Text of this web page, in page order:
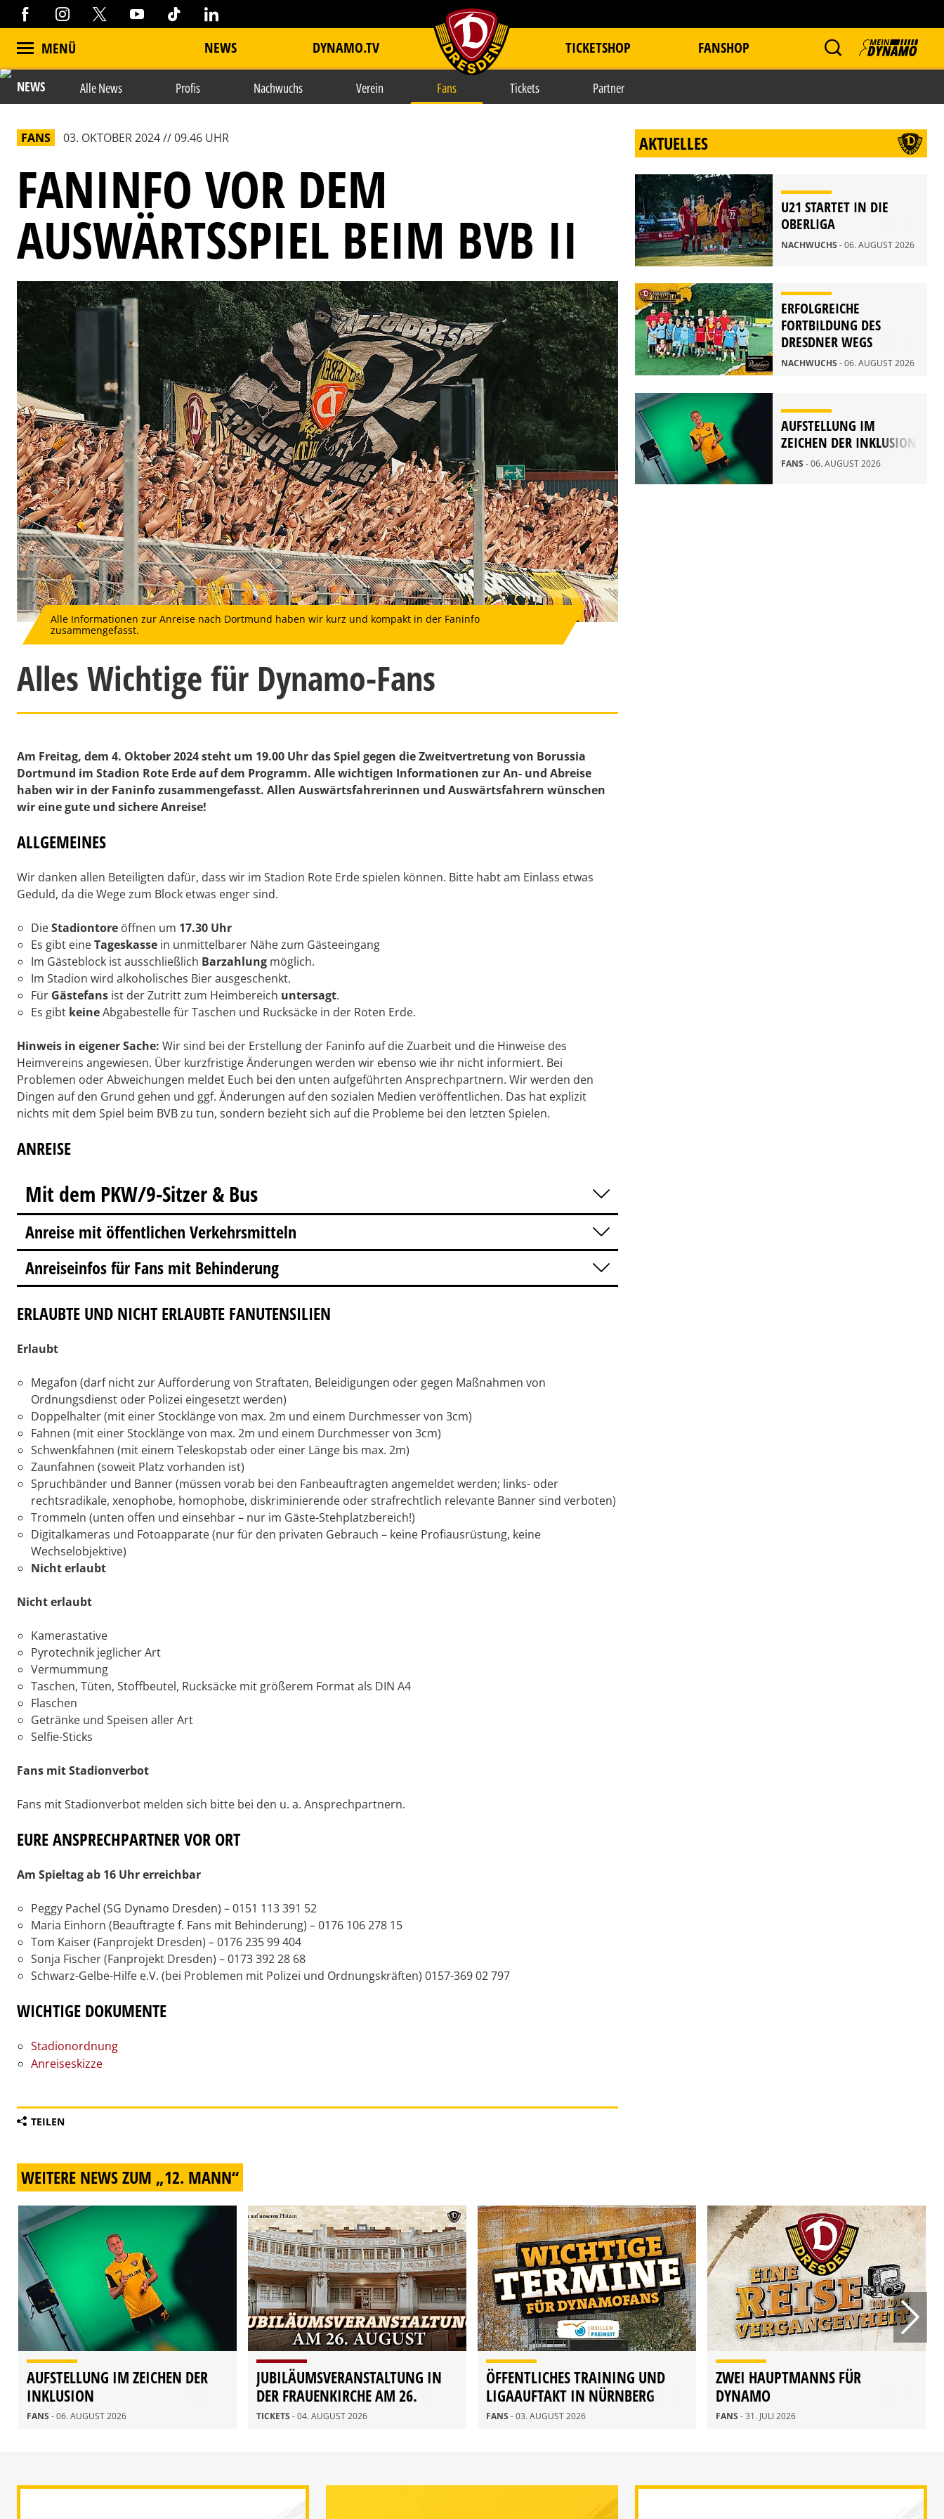
MENÜ NEWS DYNAMO.TV item.title TICKETSHOP FANSHOP
NEWS Alle News Profis Nachwuchs Verein Fans Tickets Partner
FANS 03. OKTOBER 2024 // 09.46 UHR
FANINFO VOR DEM
AUSWÄRTSSPIEL BEIM BVB II
Alle Informationen zur Anreise nach Dortmund haben wir kurz und kompakt in der Faninfo
zusammengefasst.
Alles Wichtige für Dynamo-Fans
Am Freitag, dem 4. Oktober 2024 steht um 19.00 Uhr das Spiel gegen die Zweitvertretung von Borussia
Dortmund im Stadion Rote Erde auf dem Programm. Alle wichtigen Informationen zur An- und Abreise
haben wir in der Faninfo zusammengefasst. Allen Auswärtsfahrerinnen und Auswärtsfahrern wünschen
wir eine gute und sichere Anreise!
ALLGEMEINES
Wir danken allen Beteiligten dafür, dass wir im Stadion Rote Erde spielen können. Bitte habt am Einlass etwas
Geduld, da die Wege zum Block etwas enger sind.
DieStadiontore öffnen um 17.30 Uhr
Es gibt eineTageskasse in unmittelbarer Nähe zum Gästeeingang
Im Gästeblock ist ausschließlich Barzahlung möglich.
Im Stadion wird alkoholisches Bier ausgeschenkt.
Für Gästefans ist der Zutritt zum Heimbereich untersagt.
Es gibt keineAbgabestelle für Taschen und Rucksäcke in der Roten Erde.
Hinweis in eigener Sache: Wir sind bei der Erstellung der Faninfo auf die Zuarbeit und die Hinweise des
Heimvereins angewiesen. Über kurzfristige Änderungen werden wir ebenso wie ihr nicht informiert. Bei
Problemen oder Abweichungen meldet Euch bei den unten aufgeführten Ansprechpartnern. Wir werden den
Dingen auf den Grund gehen und ggf. Änderungen auf den sozialen Medien veröffentlichen. Das hat explizit
nichts mit dem Spiel beim BVB zu tun, sondern bezieht sich auf die Probleme bei den letzten Spielen.
ANREISE
Mit dem PKW/9-Sitzer & Bus
Anreise mit öffentlichen Verkehrsmitteln
Anreiseinfos für Fans mit Behinderung
ERLAUBTE UND NICHT ERLAUBTE FANUTENSILIEN
Erlaubt
Megafon (darf nicht zur Aufforderung von Straftaten, Beleidigungen oder gegen Maßnahmen von
Ordnungsdienst oder Polizei eingesetzt werden)
Doppelhalter (mit einer Stocklänge von max. 2m und einem Durchmesser von 3cm)
Fahnen (mit einer Stocklänge von max. 2m und einem Durchmesser von 3cm)
Schwenkfahnen (mit einem Teleskopstab oder einer Länge bis max. 2m)
Zaunfahnen (soweit Platz vorhanden ist)
Spruchbänder und Banner (müssen vorab bei den Fanbeauftragten angemeldet werden; links- oder
rechtsradikale, xenophobe, homophobe, diskriminierende oder strafrechtlich relevante Banner sind verboten)
Trommeln (unten offen und einsehbar – nur im Gäste-Stehplatzbereich!)
Digitalkameras und Fotoapparate (nur für den privaten Gebrauch – keine Profiausrüstung, keine
Wechselobjektive)
Nicht erlaubt
Nicht erlaubt
Kamerastative
Pyrotechnik jeglicher Art
Vermummung
Taschen, Tüten, Stoffbeutel, Rucksäcke mit größerem Format als DIN A4
Flaschen
Getränke und Speisen aller Art
Selfie-Sticks
Fans mit Stadionverbot
Fans mit Stadionverbot melden sich bitte bei den u. a. Ansprechpartnern.
EURE ANSPRECHPARTNER VOR ORT
Am Spieltag ab 16 Uhr erreichbar
Peggy Pachel (SG Dynamo Dresden) – 0151 113 391 52
Maria Einhorn (Beauftragte f. Fans mit Behinderung) – 0176 106 278 15
Tom Kaiser (Fanprojekt Dresden) – 0176 235 99 404
Sonja Fischer (Fanprojekt Dresden) – 0173 392 28 68
Schwarz-Gelbe-Hilfe e.V. (bei Problemen mit Polizei und Ordnungskräften) 0157-369 02 797
WICHTIGE DOKUMENTE
Stadionordnung
Anreiseskizze
TEILEN
AKTUELLES
U21 STARTET IN DIE
OBERLIGA
NACHWUCHS - 06. AUGUST 2026
ERFOLGREICHE
FORTBILDUNG DES
DRESDNER WEGS
NACHWUCHS - 06. AUGUST 2026
AUFSTELLUNG IM
ZEICHEN DER INKLUSION
FANS - 06. AUGUST 2026
WEITERE NEWS ZUM „12. MANN“
AUFSTELLUNG IM ZEICHEN DER
INKLUSION
FANS - 06. AUGUST 2026
JUBILÄUMSVERANSTALTUNG IN
DER FRAUENKIRCHE AM 26.
AUGUST
TICKETS - 04. AUGUST 2026
ÖFFENTLICHES TRAINING UND
LIGAAUFTAKT IN NÜRNBERG
FANS - 03. AUGUST 2026
ZWEI HAUPTMANNS FÜR
DYNAMO
FANS - 31. JULI 2026